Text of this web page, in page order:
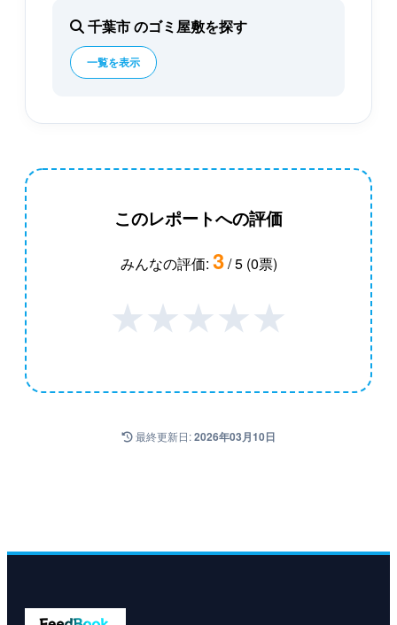
千葉市 のゴミ屋敷を探す
一覧を表示
このレポートへの評価
みんなの評価: 3/ 5 (0票)
★★★★★
最終更新日:2026年03月10日